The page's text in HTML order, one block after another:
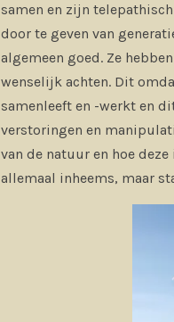
samen en zijn
door te geven van
algemeen goed. Ze
wenselijk achten. Dit
samenleeft en -werkt en
verstoringen en
van de natuur en hoe
allemaal inheems, maar